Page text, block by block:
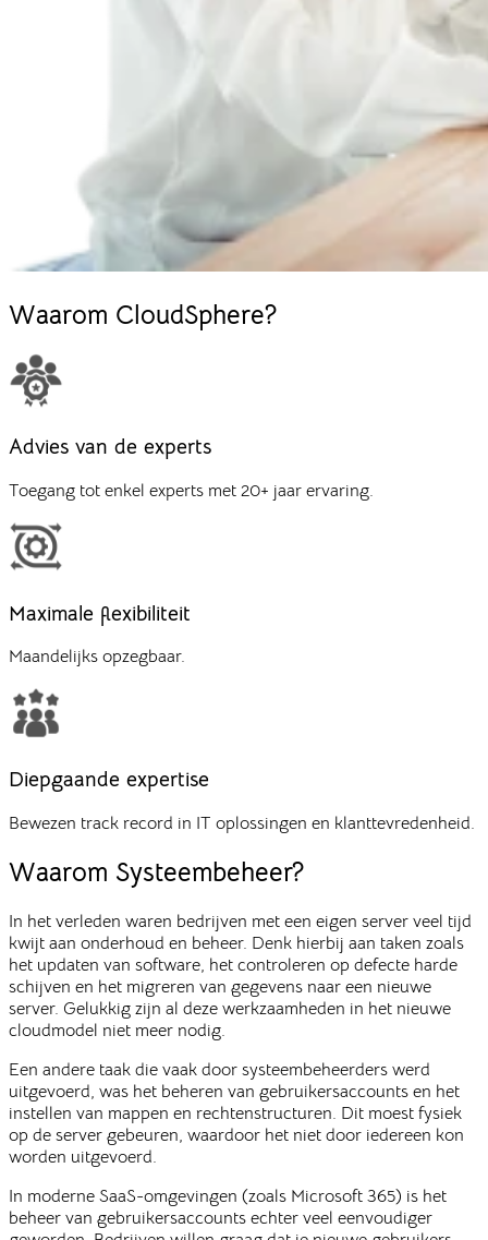
Waarom CloudSphere?
Advies van de experts
Toegang tot enkel experts met 20+ jaar ervaring.
Maximale flexibiliteit
Maandelijks opzegbaar.
Diepgaande expertise
Bewezen track record in IT oplossingen en klanttevredenheid.
Waarom Systeembeheer?
In het verleden waren bedrijven met een eigen server veel tijd
kwijt aan onderhoud en beheer. Denk hierbij aan taken zoals
het updaten van software, het controleren op defecte harde
schijven en het migreren van gegevens naar een nieuwe
server. Gelukkig zijn al deze werkzaamheden in het nieuwe
cloudmodel niet meer nodig.
Een andere taak die vaak door systeembeheerders werd
uitgevoerd, was het beheren van gebruikersaccounts en het
instellen van mappen en rechtenstructuren. Dit moest fysiek
op de server gebeuren, waardoor het niet door iedereen kon
worden uitgevoerd.
In moderne SaaS-omgevingen (zoals Microsoft 365) is het
beheer van gebruikersaccounts echter veel eenvoudiger